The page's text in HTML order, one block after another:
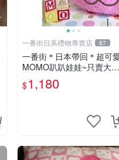
一番街日系禮物專賣店 87
一番街＊日本帶回＊超可
MOMO趴趴娃娃~只賣大隻
的1號~單隻價～生日禮物
$1,180